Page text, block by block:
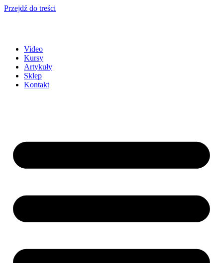
Przejdź do treści
Video
Kursy
Artykuły
Sklep
Kontakt